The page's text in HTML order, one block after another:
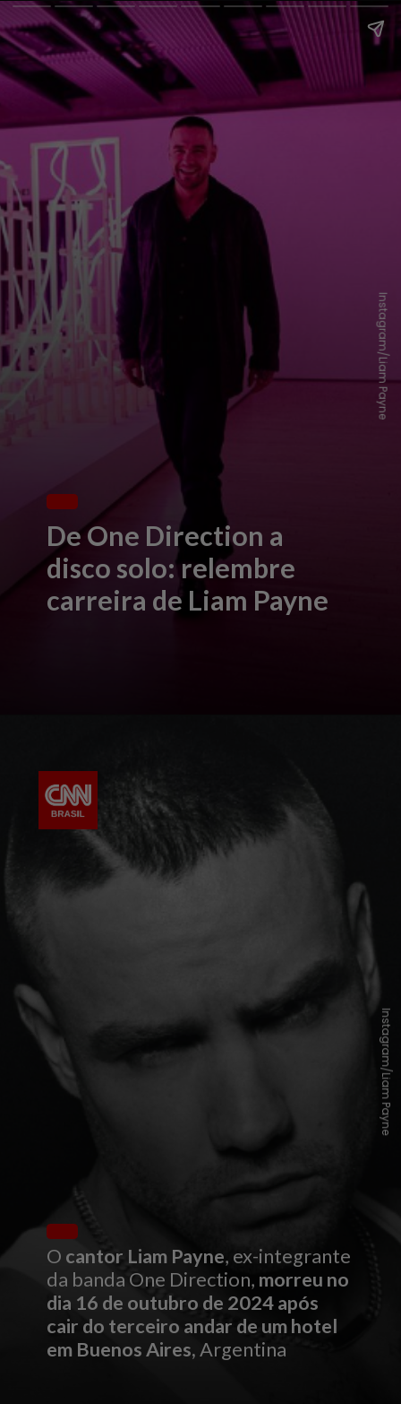
De One Direction a
disco solo: relembre
carreira de Liam Payne
Instagram/Liam Payne
O cantor Liam Payne, ex-integrante
da banda One Direction, morreu no
dia 16 de outubro de 2024 após
cair do terceiro andar de um hotel
em Buenos Aires,Argentina
Instagram/Liam Payne